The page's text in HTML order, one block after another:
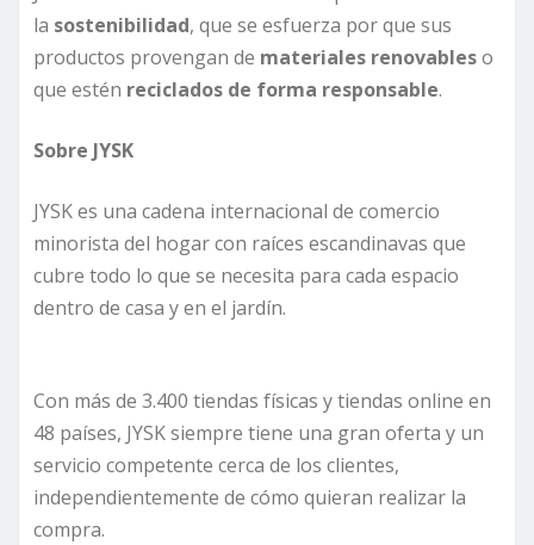
la sostenibilidad, que se esfuerza por que sus
productos provengan de materiales renovableso
que estén reciclados de forma responsable.
Sobre JYSK
JYSK es una cadena internacional de comercio
minorista del hogar con raíces escandinavas que
cubre todo lo que se necesita para cada espacio
dentro de casa y en el jardín.
Con más de 3.400 tiendas físicas y tiendas online en
48 países, JYSK siempre tiene una gran oferta y un
servicio competente cerca de los clientes,
independientemente de cómo quieran realizar la
compra.